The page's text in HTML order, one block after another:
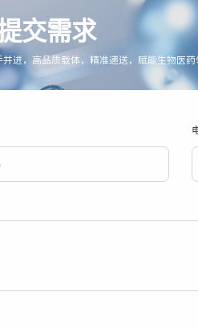
交需求
进，高品质载体，精准递送，赋能生物医